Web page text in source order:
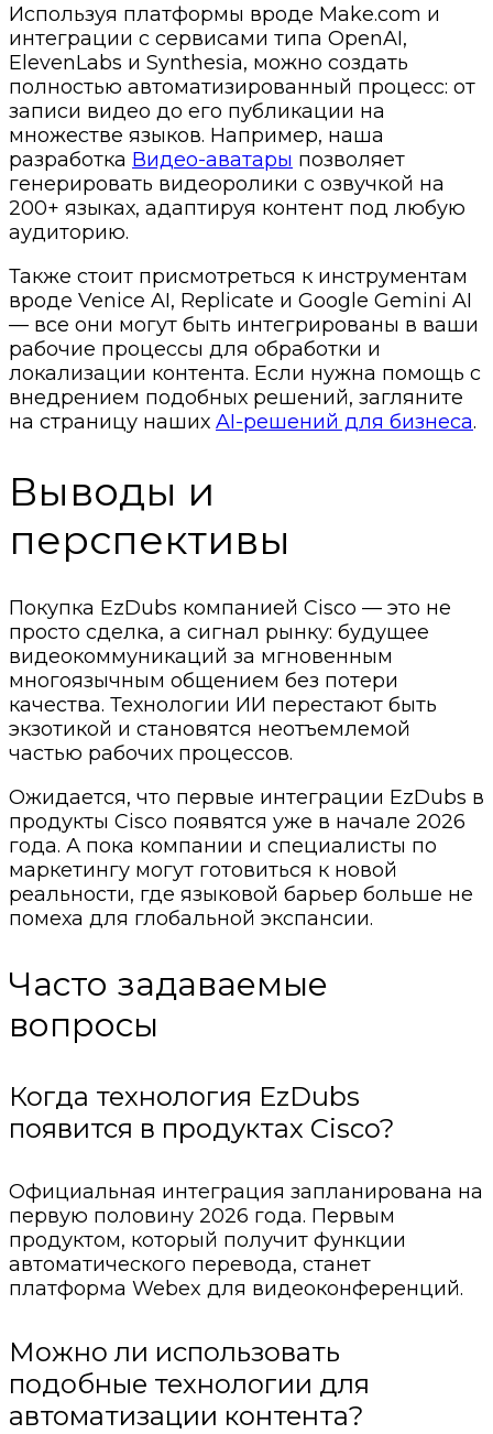
Используя платформы вроде Make.com и
интеграции с сервисами типа OpenAI,
ElevenLabs и Synthesia, можно создать
полностью автоматизированный процесс: от
записи видео до его публикации на
множестве языков. Например, наша
разработка Видео-аватары позволяет
генерировать видеоролики с озвучкой на
200+ языках, адаптируя контент под любую
аудиторию.
Также стоит присмотреться к инструментам
вроде Venice AI, Replicate и Google Gemini AI
— все они могут быть интегрированы в ваши
рабочие процессы для обработки и
локализации контента. Если нужна помощь с
внедрением подобных решений, загляните
на страницу наших AI-решений для бизнеса.
Выводы и
перспективы
Покупка EzDubs компанией Cisco — это не
просто сделка, а сигнал рынку: будущее
видеокоммуникаций за мгновенным
многоязычным общением без потери
качества. Технологии ИИ перестают быть
экзотикой и становятся неотъемлемой
частью рабочих процессов.
Ожидается, что первые интеграции EzDubs в
продукты Cisco появятся уже в начале 2026
года. А пока компании и специалисты по
маркетингу могут готовиться к новой
реальности, где языковой барьер больше не
помеха для глобальной экспансии.
Часто задаваемые
вопросы
Когда технология EzDubs
появится в продуктах Cisco?
Официальная интеграция запланирована на
первую половину 2026 года. Первым
продуктом, который получит функции
автоматического перевода, станет
платформа Webex для видеоконференций.
Можно ли использовать
подобные технологии для
автоматизации контента?